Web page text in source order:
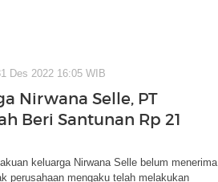
Des 2022 16:05 WIB
Nirwana Selle, PT
Beri Santunan Rp 21
keluarga Nirwana Selle belum menerima
perusahaan mengaku telah melakukan